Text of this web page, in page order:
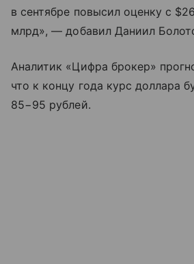
в сентябре повысил оценку с
млрд», — добавил Даниил
Аналитик «Цифра брокер»
что к концу года курс доллара
85−95 рублей.